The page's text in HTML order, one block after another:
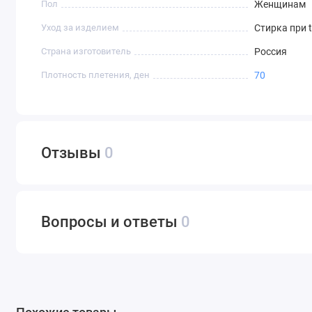
Пол Женщинам
Уход за изделием Стирка при
Страна изготовитель Россия
Плотность плетения, ден 70
Отзывы 0
Вопросы и ответы 0